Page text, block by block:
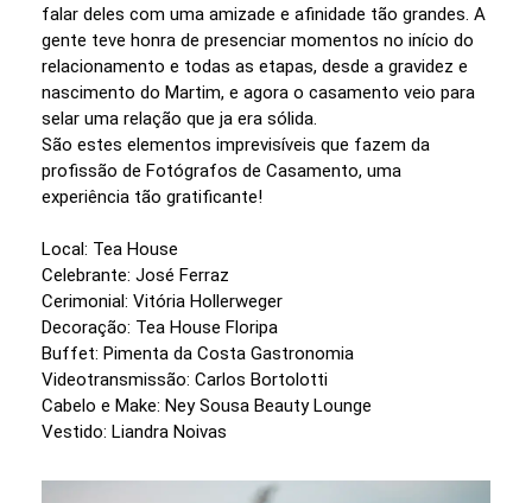
falar deles com uma amizade e afinidade tão grandes. A
gente teve honra de presenciar momentos no início do
relacionamento e todas as etapas, desde a gravidez e
nascimento do Martim, e agora o casamento veio para
selar uma relação que ja era sólida.
São estes elementos imprevisíveis que fazem da
profissão de Fotógrafos de Casamento, uma
experiência tão gratificante!
Local: Tea House
Celebrante: José Ferraz
Cerimonial: Vitória Hollerweger
Decoração: Tea House Floripa
Buffet: Pimenta da Costa Gastronomia
Videotransmissão: Carlos Bortolotti
Cabelo e Make: Ney Sousa Beauty Lounge
Vestido: Liandra Noivas